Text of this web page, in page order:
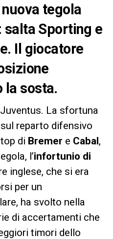
tegola
salta Sporting e
Il giocatore
la sosta.
La sfortuna
reparto difensivo
di Bremer e Cabal,
l’infortunio di
inglese, che si era
per un
ha svolto nella
di accertamenti che
timori dello